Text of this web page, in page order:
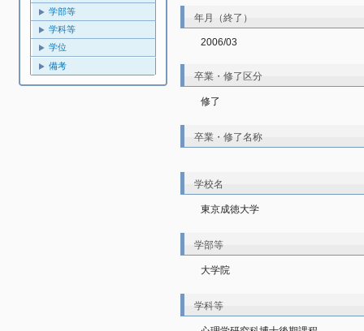
学部等
学科等
学位
備考
年月（終了）
2006/03
卒業・修了区分
修了
卒業・修了名称
学校名
東京成徳大学
学部等
大学院
学科等